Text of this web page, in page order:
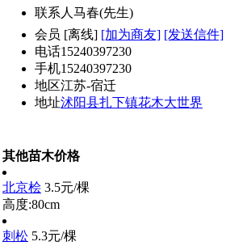
联系人 马春(先生)
会员 [离线] [加为商友] [发送信件]
电话15240397230
手机15240397230
地区江苏-宿迁
地址沭阳县扎下镇花木大世界
其他苗木价格
北京桧 3.5元/棵
高度:80cm
刺松 5.3元/棵